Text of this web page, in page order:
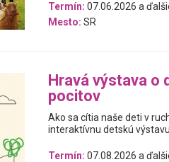
Termín: 07.06.2026 a
Mesto: SR
Hravá výstava o
pocitov
Ako sa cítia naše deti v
interaktívnu detskú výstavu.
Termín: 07.08.2026 a